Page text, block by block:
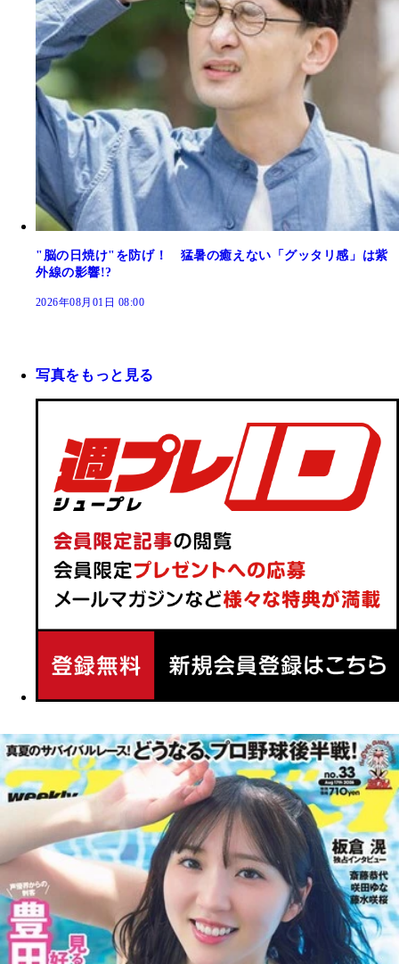
"脳の日焼け"を防げ！ 猛暑の癒えない「グッタリ感」は紫
外線の影響!?
2026年08月01日 08:00
写真をもっと見る